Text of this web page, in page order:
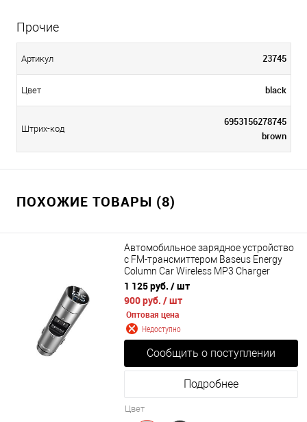
Прочие
Артикул 23745
Цвет black
Штрих-код
6953156278745
brown
ПОХОЖИЕ ТОВАРЫ (8)
Автомобильное зарядное устройство
с FM-трансмиттером Baseus Energy
Column Car Wireless MP3 Charger
2xUSB (Wireless 5.0 5V/3.1A) (CCNLZ-
0G, CCNLZ-0S)
1 125 руб. / шт
900 руб. / шт
Оптовая цена
Недоступно
Сообщить о поступлении
Подробнее
Цвет